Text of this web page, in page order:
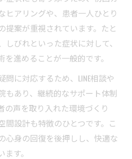
信頼を集める地域の院の工
た治療環境選びのコツ
後遺症を防ぐ選び方のポイ
ための交通事故治療の工夫
おけるリハビリ環境の重要
ヒアリングや、患者一人ひとり
提案が重視されています。たと
びれといった症状に対して、
進めることが一般的です。
問に対応するため、LINE相談や
もあり、継続的なサポート体制
の声を取り入れた環境づくり
間設計も特徴のひとつです。こ
心身の回復を後押しし、快適な
す。